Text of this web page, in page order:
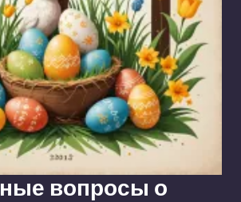
вопросы о